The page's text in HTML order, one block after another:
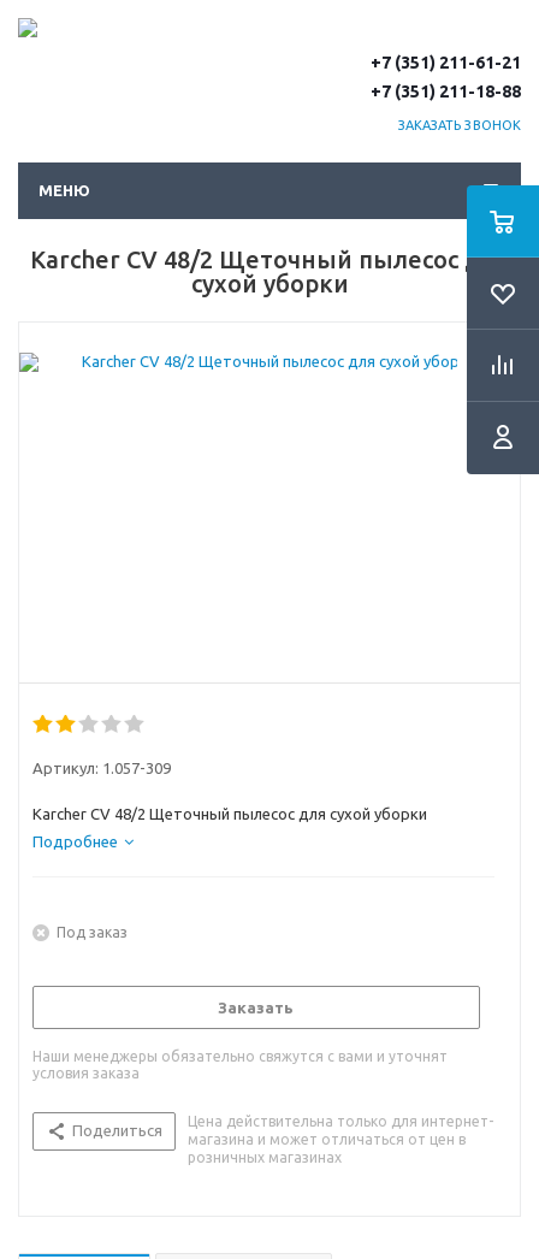
+7 (351) 211-61-21
+7 (351) 211-18-88
ЗАКАЗАТЬ ЗВОНОК
МЕНЮ
Karcher CV 48/2 Щеточный пылесос для
сухой уборки
Артикул: 1.057-309
Karcher CV 48/2 Щеточный пылесос для сухой уборки
Подробнее
Под заказ
Заказать
Наши менеджеры обязательно свяжутся с вами и уточнят
условия заказа
Поделиться
Цена действительна только для интернет-
магазина и может отличаться от цен в
розничных магазинах